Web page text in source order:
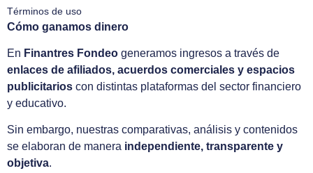
Términos de uso
Cómo ganamos dinero
En Finantres Fondeo generamos ingresos a través de
enlaces de afiliados, acuerdos comerciales y espacios
publicitarios con distintas plataformas del sector financiero
y educativo.
Sin embargo, nuestras comparativas, análisis y contenidos
se elaboran de manera independiente, transparente y
objetiva.